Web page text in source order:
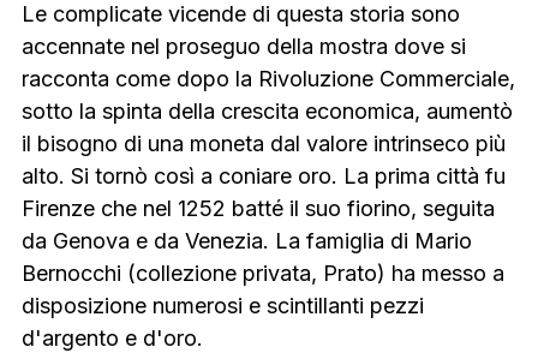
Le complicate vicende di questa storia sono
accennate nel proseguo della mostra dove si
racconta come dopo la Rivoluzione Commerciale,
sotto la spinta della crescita economica, aumentò
il bisogno di una moneta dal valore intrinseco più
alto. Si tornò così a coniare oro. La prima città fu
Firenze che nel 1252 batté il suo fiorino, seguita
da Genova e da Venezia. La famiglia di Mario
Bernocchi (collezione privata, Prato) ha messo a
disposizione numerosi e scintillanti pezzi
d'argento e d'oro.